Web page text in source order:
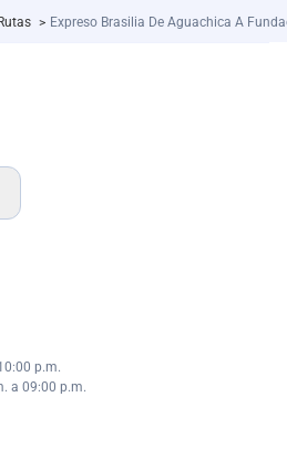
> Expreso Brasilia De Aguachica A
p.m.
a 09:00 p.m.